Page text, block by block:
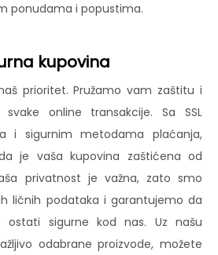
ponudama i popustima.
kupovina
prioritet. Pružamo vam zaštitu i
online transakcije. Sa SSL
i sigurnim metodama plaćanja,
je vaša kupovina zaštićena od
privatnost je važna, zato smo
ličnih podataka i garantujemo da
sigurne kod nas. Uz našu
odabrane proizvode, možete